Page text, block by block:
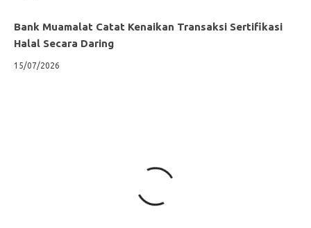
Bank Muamalat Catat Kenaikan Transaksi Sertifikasi
Halal Secara Daring
15/07/2026